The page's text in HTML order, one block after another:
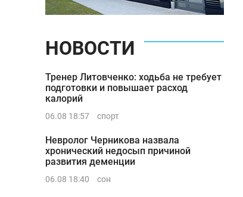
НОВОСТИ
Тренер Литовченко: ходьба не требует
подготовки и повышает расход
калорий
06.08 18:57 спорт
Невролог Черникова назвала
хронический недосып причиной
развития деменции
06.08 18:40 сон